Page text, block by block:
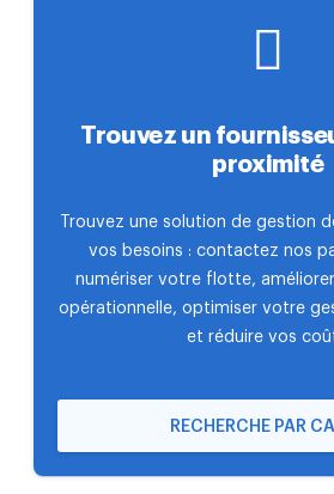
Trouvez un
proximité
Trouvez une solution de gestion
vos besoins : contactez nos
numériser votre flotte,
opérationnelle, optimiser votre
et réduire vos
RECHERCHE PAR